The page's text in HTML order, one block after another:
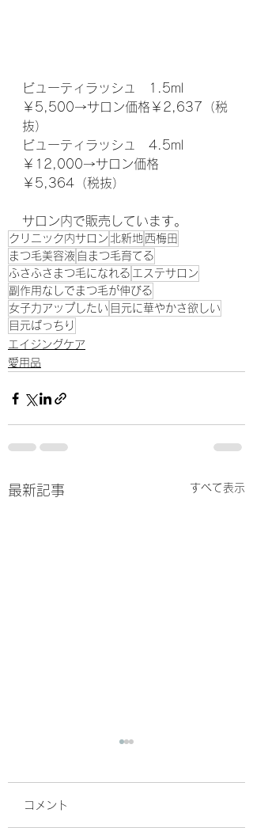
ビューティラッシュ　1.5ml
￥5,500→サロン価格￥2,637（税
抜）
ビューティラッシュ　4.5ml
￥12,000→サロン価格
￥5,364（税抜）
サロン内で販売しています。
クリニック内サロン 北新地 西梅田
まつ毛美容液 自まつ毛育てる
ふさふさまつ毛になれる エステサロン
副作用なしでまつ毛が伸びる
女子力アップしたい 目元に華やかさ欲しい
目元ぱっちり
エイジングケア
愛用品
最新記事 すべて表示
コメント